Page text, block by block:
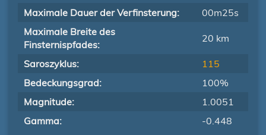
Maximale Dauer der Verfinsterung:
00m25s
Maximale Breite des
Finsternispfades:
20 km
Saroszyklus:
115
Bedeckungsgrad:
100%
Magnitude:
1.0051
Gamma:
-0.448